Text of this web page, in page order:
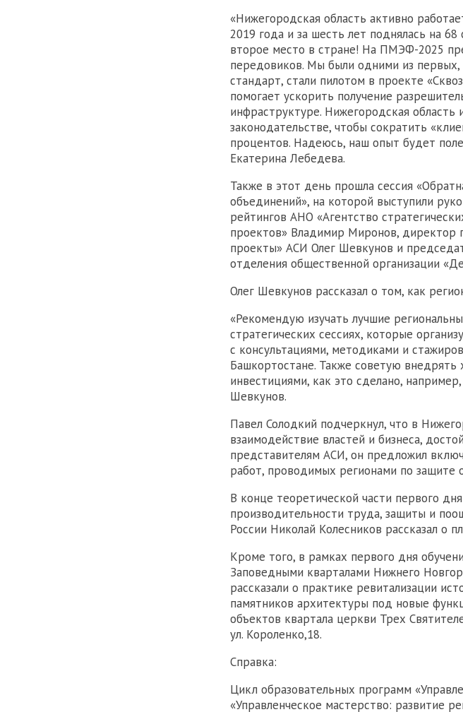
«Нижегородская область активно
2019 года и за шесть лет поднялась на
второе место в стране! На ПМЭФ-2025
передовиков. Мы были одними из
стандарт, стали пилотом в проекте
помогает ускорить получение
инфраструктуре. Нижегородская
законодательстве, чтобы сократить
процентов. Надеюсь, наш опыт будет
Екатерина Лебедева.
Также в этот день прошла сессия
объединений», на которой выступили
рейтингов АНО «Агентство
проектов» Владимир Миронов, директор
проекты» АСИ Олег Шевкунов и
отделения общественной организации
Олег Шевкунов рассказал о том, как
«Рекомендую изучать лучшие
стратегических сессиях, которые
с консультациями, методиками и
Башкортостане. Также советую
инвестициями, как это сделано,
Шевкунов.
Павел Солодкий подчеркнул, что в
взаимодействие властей и бизнеса,
представителям АСИ, он предложил
работ, проводимых регионами по защите
В конце теоретической части первого
производительности труда, защиты и
России Николай Колесников рассказал о
Кроме того, в рамках первого дня
Заповедными кварталами Нижнего
рассказали о практике ревитализации
памятников архитектуры под новые
объектов квартала церкви Трех
ул. Короленко,18.
Справка:
Цикл образовательных программ
«Управленческое мастерство: развитие